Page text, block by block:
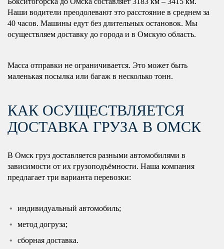
Наши водители преодолевают это расстояние в среднем за
40 часов. Машины едут без длительных остановок. Мы
осуществляем доставку до города и в Омскую область.
Масса отправки не ограничивается. Это может быть
маленькая посылка или багаж в несколько тонн.
КАК ОСУЩЕСТВЛЯЕТСЯ
ДОСТАВКА ГРУЗА В ОМСК
В Омск груз доставляется разными автомобилями в
зависимости от их грузоподъёмности. Наша компания
предлагает три варианта перевозки:
индивидуальный автомобиль;
метод догруза;
сборная доставка.